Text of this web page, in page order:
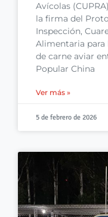
Avícolas
la firma del
Inspección,
Alimentaria
de carne aviar
Popular China
Ver más »
5 de febrero de 2026